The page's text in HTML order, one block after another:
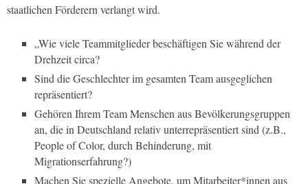
staatlichen Förderern verlangt wird.
„Wie viele Teammitglieder beschäftigen Sie während der
Drehzeit circa?
Sind die Geschlechter im gesamten Team ausgeglichen
repräsentiert?
Gehören Ihrem Team Menschen aus Bevölkerungsgruppen
an, die in Deutschland relativ unterrepräsentiert sind (z.B.,
People of Color, durch Behinderung, mit
Migrationserfahrung?)
Machen Sie spezielle Angebote, um Mitarbeiter*innen aus